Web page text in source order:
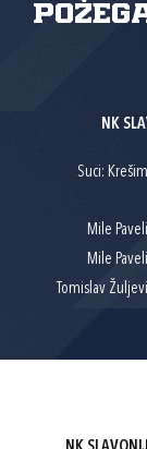
NK
Suci:
Mile
Mile
Tomislav